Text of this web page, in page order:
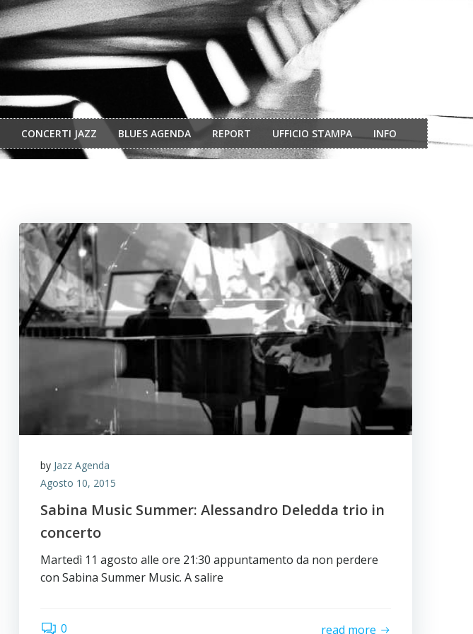
CONCERTI JAZZ BLUES AGENDA REPORT UFFICIO STAMPA INFO
by Jazz Agenda
Agosto 10, 2015
Sabina Music Summer: Alessandro Deledda trio in
concerto
Martedì 11 agosto alle ore 21:30 appuntamento da non perdere
con Sabina Summer Music. A salire
0 read more